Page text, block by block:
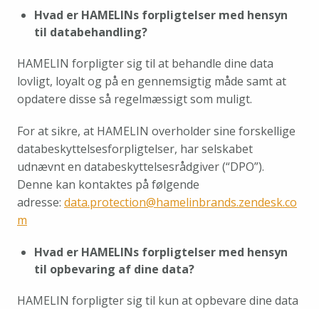
Hvad er HAMELINs forpligtelser med hensyn
til databehandling?
HAMELIN forpligter sig til at behandle dine data
lovligt, loyalt og på en gennemsigtig måde samt at
opdatere disse så regelmæssigt som muligt.
For at sikre, at HAMELIN overholder sine forskellige
databeskyttelsesforpligtelser, har selskabet
udnævnt en databeskyttelsesrådgiver (“DPO”).
Denne kan kontaktes på følgende
adresse: data.protection@hamelinbrands.zendesk.co
m
Hvad er HAMELINs forpligtelser med hensyn
til opbevaring af dine data?
HAMELIN forpligter sig til kun at opbevare dine data